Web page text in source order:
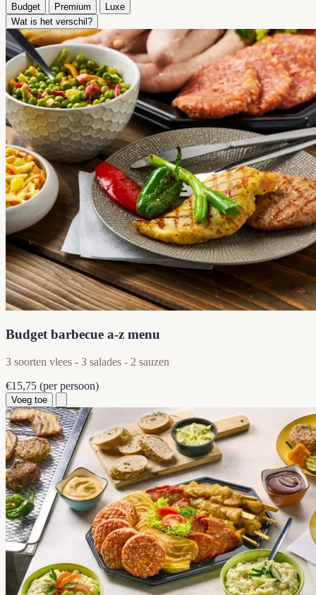
Budget Premium
Luxe
Wat is het verschil?
Budget barbecue a-z menu
3 soorten vlees - 3 salades - 2 sauzen
€15,75 (per persoon)
Voeg toe